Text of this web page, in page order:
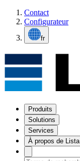
Contact
Configurateur
fr
Produits
Solutions
Services
À propos de Lista